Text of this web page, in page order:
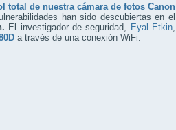
total de nuestra cámara de fotos Canon
han sido descubiertas en el
El investigador de seguridad, Eyal Etkin
a través de una conexión WiFi.